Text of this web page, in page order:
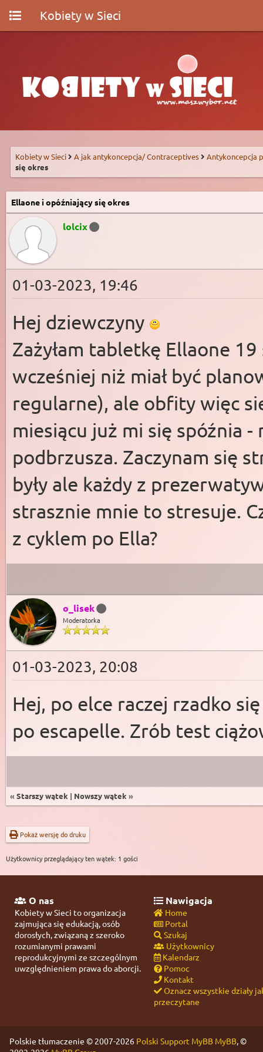
Kobiety w Sieci
Kobiety w Sieci A jak antykoncepcja/ Contraceptives
Antykoncepcja
się okres
Ellaone i opóźniający się okres
lolcix
01-03-2023, 19:46
Hej dziewczyny
Zażyłam tabletkę Ellaone
wcześniej niż miał być
regularne), ale obfity więc
miesiącu już mi się spóźnia
podbrzusza. Zaczynam się
były ale każdy z
strasznie mnie to stresuje.
z cyklem po Ella?
o_lisek
Moderatorka
01-03-2023, 20:08
Hej, po elce raczej rzadko
po escapelle. Zrób test
« Starszy wątek | Nowszy wątek »
Pokaż wersję do druku
Użytkownicy przeglądający ten wątek: 1 gości
O nas
Kobiety w Sieci to organizacja
zajmująca się edukacją, osób
dorosłych, związaną z szeroko
rozumianymi prawami
reprodukcyjnymi ze szczególnym
uwzględnieniem prawa do aborcji.
Nawigacja
Home
Portal
Szukaj
Użytkownicy
Kalendarz
Pomoc
Kontakt
Oznacz wszystkie działy
przeczytane
Polskie tłumaczenie © 2007-2026 Polski Support MyBB MyBB, ©